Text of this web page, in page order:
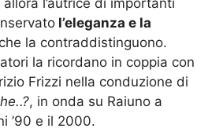
l’autrice di importanti
l’eleganza e la
che la contraddistinguono.
la ricordano in coppia con
Frizzi nella conduzione di
, in onda su Raiuno a
’90 e il 2000.